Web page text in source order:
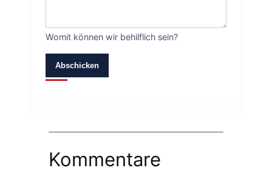
Womit können wir behilflich sein?
Abschicken
Kommentare